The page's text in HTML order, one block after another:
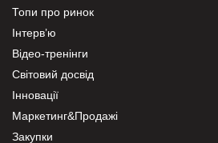
Топи про ринок
Інтерв’ю
Відео-тренінги
Світовий досвід
Інновації
Маркетинг&Продажі
Закупки